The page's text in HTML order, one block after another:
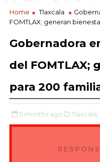
Home Tlaxcala
FOMTLAX; generan
Gobernadora
del FOMTLAX;
para 200
5 months ago Tlaxcala,